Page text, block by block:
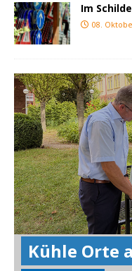
Im
08.
Kühle Orte